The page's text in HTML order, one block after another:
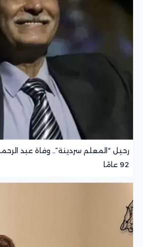
رحيل “المعلم سردينة”.. وفاة عبد
92 عامًا